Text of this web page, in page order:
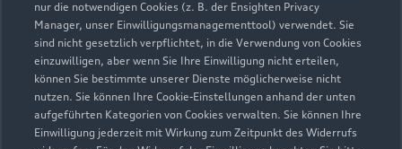
nur die notwendigen Cookies (z. B. der Ensighten Privacy
Manager, unser Einwilligungsmanagementtool) verwendet. Sie
sind nicht gesetzlich verpflichtet, in die Verwendung von Cookies
einzuwilligen, aber wenn Sie Ihre Einwilligung nicht erteilen,
können Sie bestimmte unserer Dienste möglicherweise nicht
nutzen. Sie können Ihre Cookie-Einstellungen anhand der unten
aufgeführten Kategorien von Cookies verwalten. Sie können Ihre
Einwilligung jederzeit mit Wirkung zum Zeitpunkt des Widerrufs
passende Pflege in einer Tasche.
Zur Audi Shopping World